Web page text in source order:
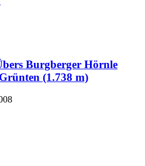
Burgberger Hörnle
(1.738 m)